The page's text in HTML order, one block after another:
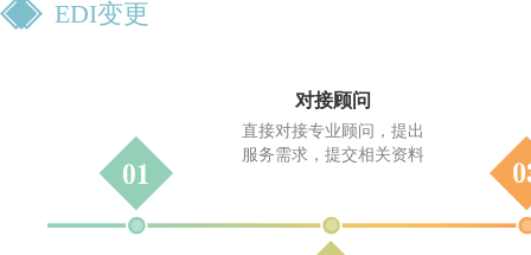
EDI变更
对接顾问
直接对接专业顾问，提出
服务需求，提交相关资料